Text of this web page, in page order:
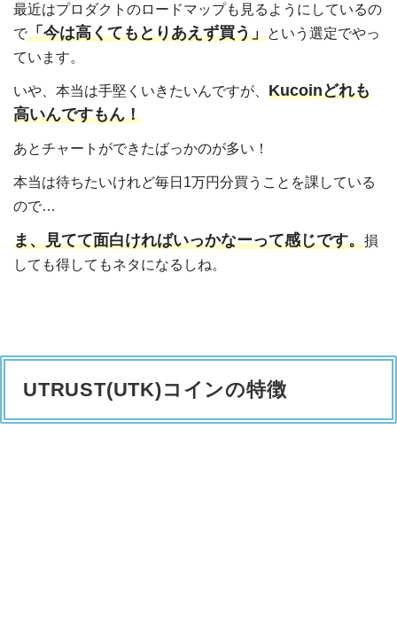
最近はプロダクトのロードマップも見るようにしているの
で「今は高くてもとりあえず買う」という選定でやっ
ています。
いや、本当は手堅くいきたいんですが、 Kucoinどれも
高いんですもん！
あとチャートができたばっかのが多い！
本当は待ちたいけれど毎日1万円分買うことを課している
ので…
ま、見てて面白ければいっかなーって感じです。損
しても得してもネタになるしね。
UTRUST(UTK)コインの特徴